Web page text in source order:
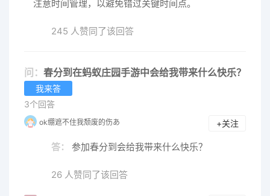
注意时间管理，以避免错过关键时间点。
245 人赞同了该回答
问： 春分到在蚂蚁庄园手游中会给我带来什么快乐？
我来答
3个回答
ok绷遮不住我颓废的伤あ +关注
答： 参加春分到会给我带来什么快乐？
26 人赞同了该回答